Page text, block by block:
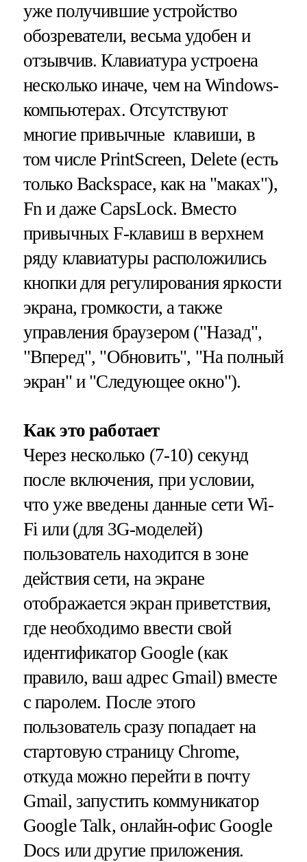
уже получившие устройство
обозреватели, весьма удобен и
отзывчив. Клавиатура устроена
несколько иначе, чем на Windows-
компьютерах. Отсутствуют
многие привычные клавиши, в
том числе PrintScreen, Delete (есть
только Backspace, как на "маках"),
Fn и даже CapsLock. Вместо
привычных F-клавиш в верхнем
ряду клавиатуры расположились
кнопки для регулирования яркости
экрана, громкости, а также
управления браузером ("Назад",
"Вперед", "Обновить", "На полный
экран" и "Следующее окно").
Как это работает
Через несколько (7-10) секунд
после включения, при условии,
что уже введены данные сети Wi-
Fi или (для 3G-моделей)
пользователь находится в зоне
действия сети, на экране
отображается экран приветствия,
где необходимо ввести свой
идентификатор Google (как
правило, ваш адрес Gmail) вместе
с паролем. После этого
пользователь сразу попадает на
стартовую страницу Chrome,
откуда можно перейти в почту
Gmail, запустить коммуникатор
Google Talk, онлайн-офис Google
Docs или другие приложения.